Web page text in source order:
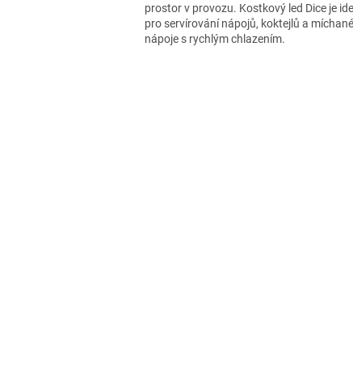
prostor v provozu. Kostkový led Dice je
pro servírování nápojů, koktejlů a míchané
nápoje s rychlým chlazením.